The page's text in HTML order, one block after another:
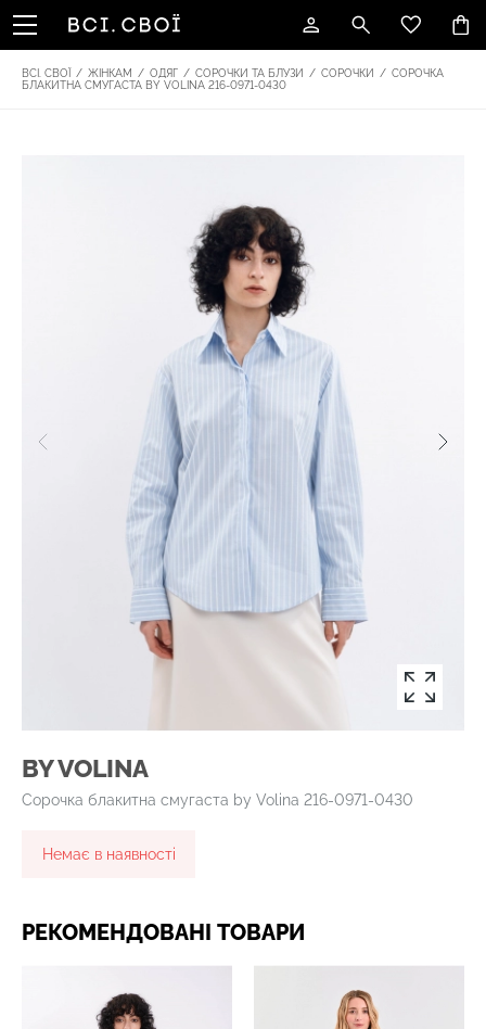
ВСІ. СВОЇ / ЖІНКАМ / ОДЯГ / СОРОЧКИ ТА БЛУЗИ / СОРОЧКИ / СОРОЧКА
БЛАКИТНА СМУГАСТА BY VOLINA 216-0971-0430
BY VOLINA
Сорочка блакитна смугаста by Volina 216-0971-0430
Немає в наявності
РЕКОМЕНДОВАНІ ТОВАРИ